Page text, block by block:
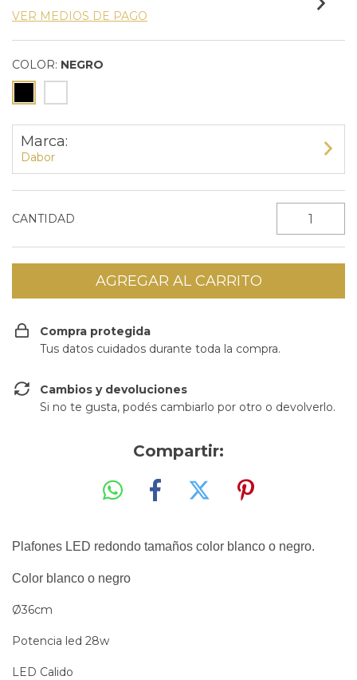
VER MEDIOS DE PAGO
COLOR: NEGRO
Marca:
Dabor
CANTIDAD
Compra protegida
Tus datos cuidados durante toda la compra.
Cambios y devoluciones
Si no te gusta, podés cambiarlo por otro o devolverlo.
Compartir:
Plafones LED redondo tamaños color blanco o negro.
Color blanco o negro
Ø36cm
Potencia led 28w
LED Calido